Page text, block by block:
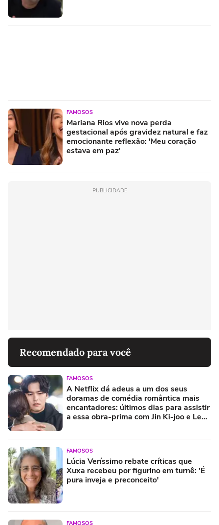
FAMOSOS
Mariana Rios vive nova perda
gestacional após gravidez natural e faz
emocionante reflexão: 'Meu coração
estava em paz'
PUBLICIDADE
Recomendado para você
FAMOSOS
A Netflix dá adeus a um dos seus
doramas de comédia romântica mais
encantadores: últimos dias para assistir
a essa obra-prima com Jin Ki-joo e Lee
FAMOSOS
Lúcia Veríssimo rebate críticas que
Xuxa recebeu por figurino em turnê: 'É
pura inveja e preconceito'
FAMOSOS